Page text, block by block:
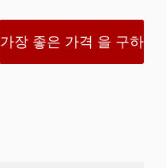
가장 좋은 가격 을 구하